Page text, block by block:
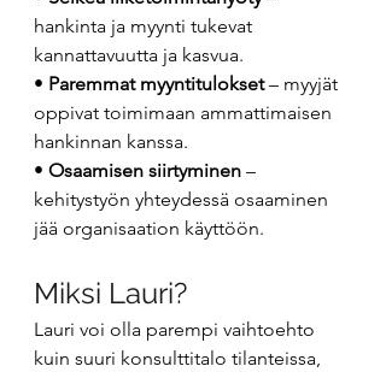
hankinta ja myynti tukevat
kannattavuutta ja kasvua.
• Paremmat myyntitulokset – myyjät
oppivat toimimaan ammattimaisen
hankinnan kanssa.
• Osaamisen siirtyminen –
kehitystyön yhteydessä osaaminen
jää organisaation käyttöön.
Miksi Lauri?
Lauri voi olla parempi vaihtoehto
kuin suuri konsulttitalo tilanteissa,